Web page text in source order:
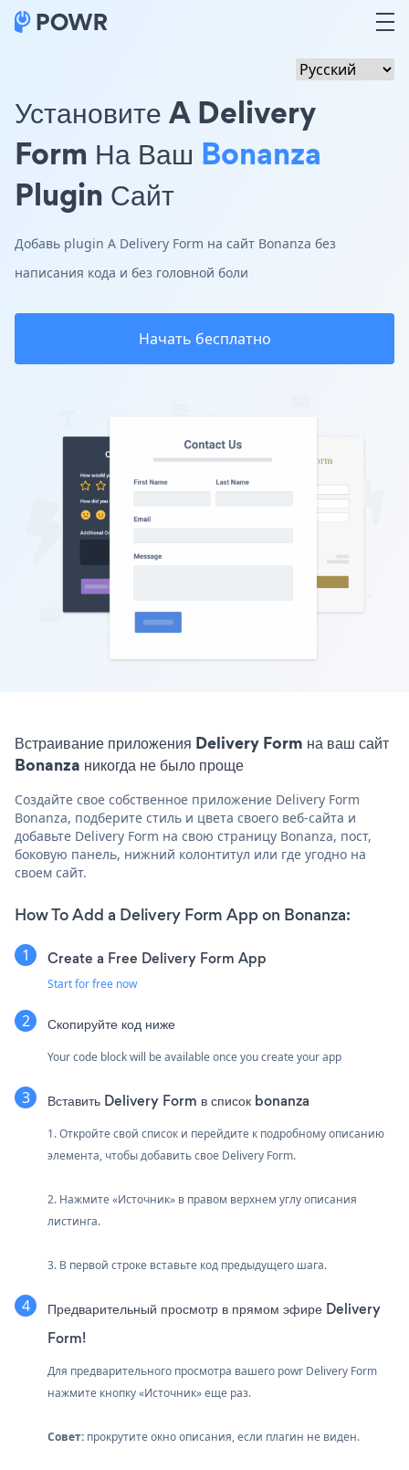
Установите A Delivery
Form На Ваш Bonanza
Plugin Сайт
Добавь plugin A Delivery Form на сайт Bonanza без
написания кода и без головной боли
Начать бесплатно
Встраивание приложения Delivery Form на ваш сайт
Bonanza никогда не было проще
Создайте свое собственное приложение Delivery Form
Bonanza, подберите стиль и цвета своего веб-сайта и
добавьте Delivery Form на свою страницу Bonanza, пост,
боковую панель, нижний колонтитул или где угодно на
своем сайт.
How To Add a Delivery Form App on Bonanza:
Create a Free Delivery Form App
Start for free now
Скопируйте код ниже
Your code block will be available once you create your app
Вставить Delivery Form в список bonanza
1. Откройте свой список и перейдите к подробному описанию
элемента, чтобы добавить свое Delivery Form.
2. Нажмите «Источник» в правом верхнем углу описания
листинга.
3. В первой строке вставьте код предыдущего шага.
Предварительный просмотр в прямом эфире Delivery
Form!
Для предварительного просмотра вашего powr Delivery Form
нажмите кнопку «Источник» еще раз.
Совет: прокрутите окно описания, если плагин не виден.